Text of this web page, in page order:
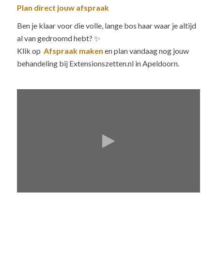
Plan direct jouw afspraak
Ben je klaar voor die volle, lange bos haar waar je altijd
al van gedroomd hebt? ✨
Klik op Afspraak maken en plan vandaag nog jouw
behandeling bij Extensionszetten.nl in Apeldoorn.